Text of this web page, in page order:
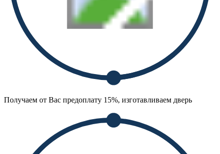
Получаем от Вас предоплату 15%, изготавливаем дверь